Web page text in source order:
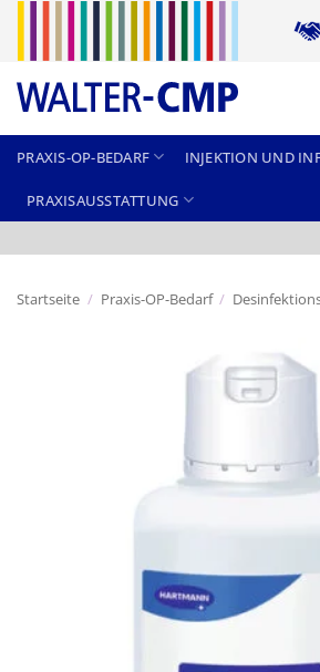
springen
PRAXIS-OP-BEDARF INJEKTION UND
PRAXISAUSSTATTUNG
Startseite / Praxis-OP-Bedarf /